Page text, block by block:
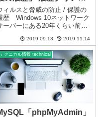
きない→解決しました
ィルスと脅威の防止 / 保護の
歴 Windows 10ネットワーク
ーバーにある20年くらい前の
Windowsセキュリティの「ウィ
スと脅威の防止」が反応しま
た。使用するファイルでもな
く必要ないファイルなので...
2019.09.13 2019.11.14
テクニカル情報 technical
「phpMyAdmin」